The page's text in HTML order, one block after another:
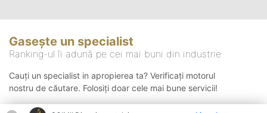
Gasește un specialist
Ranking-ul îi adună pe cei mai buni din industrie
Cauți un specialist in apropierea ta? Verificați motorul
nostru de căutare. Folosiți doar cele mai bune servicii!